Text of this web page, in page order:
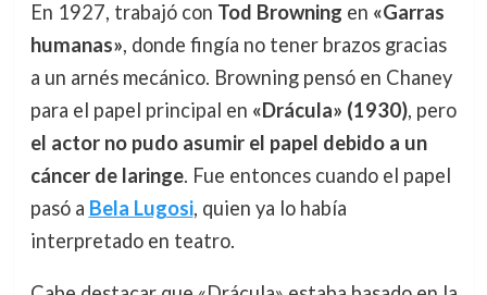
En 1927, trabajó con Tod Browning en «Garras
humanas», donde fingía no tener brazos gracias
a un arnés mecánico. Browning pensó en Chaney
para el papel principal en «Drácula» (1930), pero
el actor no pudo asumir el papel debido a un
cáncer de laringe. Fue entonces cuando el papel
pasó a Bela Lugosi, quien ya lo había
interpretado en teatro.